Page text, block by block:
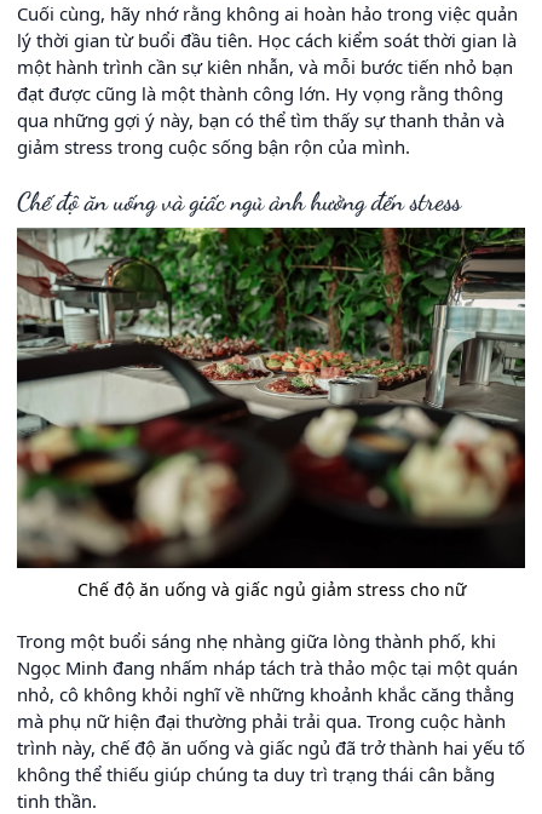
Cuối cùng, hãy nhớ rằng không ai hoàn hảo trong việc quản
lý thời gian từ buổi đầu tiên. Học cách kiểm soát thời gian là
một hành trình cần sự kiên nhẫn, và mỗi bước tiến nhỏ bạn
đạt được cũng là một thành công lớn. Hy vọng rằng thông
qua những gợi ý này, bạn có thể tìm thấy sự thanh thản và
giảm stress trong cuộc sống bận rộn của mình.
Chế độ ăn uống và giấc ngủ ảnh hưởng đến stress
Chế độ ăn uống và giấc ngủ giảm stress cho nữ
Trong một buổi sáng nhẹ nhàng giữa lòng thành phố, khi
Ngọc Minh đang nhấm nháp tách trà thảo mộc tại một quán
nhỏ, cô không khỏi nghĩ về những khoảnh khắc căng thẳng
mà phụ nữ hiện đại thường phải trải qua. Trong cuộc hành
trình này, chế độ ăn uống và giấc ngủ đã trở thành hai yếu tố
không thể thiếu giúp chúng ta duy trì trạng thái cân bằng
tinh thần.